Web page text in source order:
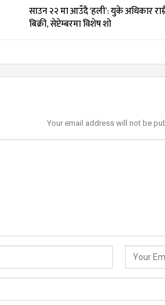
साउन २२ मा आउँदै ‘हली’: युके अधिकार
बिक्री, सेप्टेम्बरमा विशेष शो
Your email address will not be